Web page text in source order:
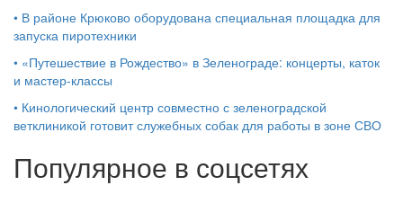
• В районе Крюково оборудована специальная площадка для
запуска пиротехники
• «Путешествие в Рождество» в Зеленограде: концерты, каток
и мастер‑классы
• Кинологический центр совместно с зеленоградской
ветклиникой готовит служебных собак для работы в зоне СВО
Популярное в соцсетях